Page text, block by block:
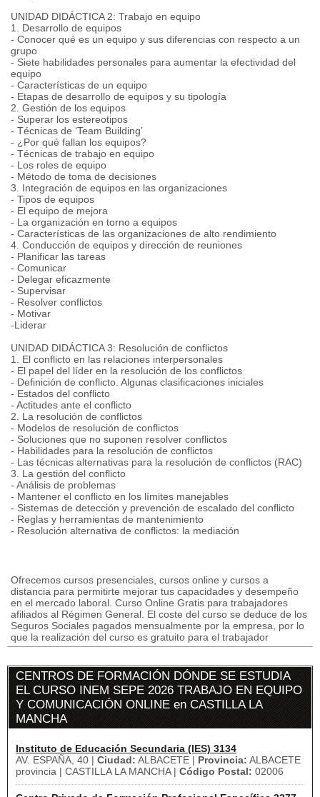
UNIDAD DIDÁCTICA 2: Trabajo en equipo
1. Desarrollo de equipos
- Conocer qué es un equipo y sus diferencias con respecto a un
grupo
- Siete habilidades personales para aumentar la efectividad del
equipo
- Características de un equipo
- Etapas de desarrollo de equipos y su tipología
2. Gestión de los equipos
- Superar los estereotipos
- Técnicas de ‘Team Building’
- ¿Por qué fallan los equipos?
- Técnicas de trabajo en equipo
- Los roles de equipo
- Método de toma de decisiones
3. Integración de equipos en las organizaciones
- Tipos de equipos
- El equipo de mejora
- La organización en torno a equipos
- Características de las organizaciones de alto rendimiento
4. Conducción de equipos y dirección de reuniones
- Planificar las tareas
- Comunicar
- Delegar eficazmente
- Supervisar
- Resolver conflictos
- Motivar
-Liderar
UNIDAD DIDÁCTICA 3: Resolución de conflictos
1. El conflicto en las relaciones interpersonales
- El papel del líder en la resolución de los conflictos
- Definición de conflicto. Algunas clasificaciones iniciales
- Estados del conflicto
- Actitudes ante el conflicto
2. La resolución de conflictos
- Modelos de resolución de conflictos
- Soluciones que no suponen resolver conflictos
- Habilidades para la resolución de conflictos
- Las técnicas alternativas para la resolución de conflictos (RAC)
3. La gestión del conflicto
- Análisis de problemas
- Mantener el conflicto en los límites manejables
- Sistemas de detección y prevención de escalado del conflicto
- Reglas y herramientas de mantenimiento
- Resolución alternativa de conflictos: la mediación
Ofrecemos cursos presenciales, cursos online y cursos a
distancia para permitirte mejorar tus capacidades y desempeño
en el mercado laboral. Curso Online Gratis para trabajadores
afiliados al Régimen General. El coste del curso se deduce de los
Seguros Sociales pagados mensualmente por la empresa, por lo
que la realización del curso es gratuito para el trabajador
CENTROS DE FORMACIÓN DÓNDE SE ESTUDIA
EL CURSO INEM SEPE 2026 TRABAJO EN EQUIPO
Y COMUNICACIÓN ONLINE en CASTILLA LA
MANCHA
Instituto de Educación Secundaria (IES) 3134
AV. ESPAÑA, 40 | Ciudad: ALBACETE | Provincia: ALBACETE
provincia | CASTILLA LA MANCHA | Código Postal: 02006